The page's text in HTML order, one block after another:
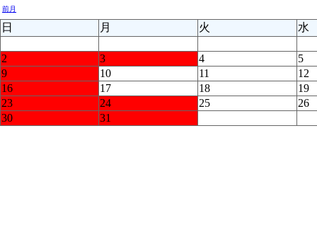
前月
日 月 火 水
2 3 4
5
9
10 11
12
16
17 18
19
23
24 25
26
30
31